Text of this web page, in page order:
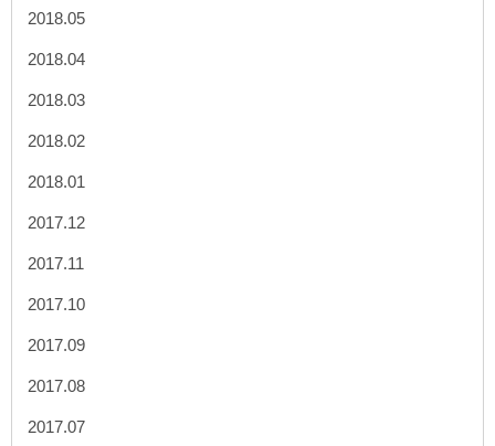
2018.05
2018.04
2018.03
2018.02
2018.01
2017.12
2017.11
2017.10
2017.09
2017.08
2017.07